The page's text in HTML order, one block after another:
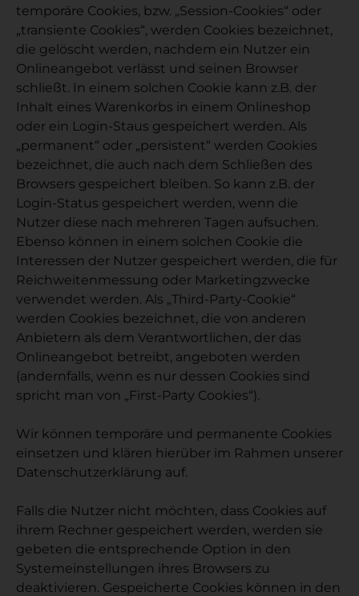
temporäre Cookies, bzw. „Session-Cookies“ oder
„transiente Cookies“, werden Cookies bezeichnet,
die gelöscht werden, nachdem ein Nutzer ein
Onlineangebot verlässt und seinen Browser
schließt. In einem solchen Cookie kann z.B. der
Inhalt eines Warenkorbs in einem Onlineshop
oder ein Login-Staus gespeichert werden. Als
„permanent“ oder „persistent“ werden Cookies
bezeichnet, die auch nach dem Schließen des
Browsers gespeichert bleiben. So kann z.B. der
Login-Status gespeichert werden, wenn die
Nutzer diese nach mehreren Tagen aufsuchen.
Ebenso können in einem solchen Cookie die
Interessen der Nutzer gespeichert werden, die für
Reichweitenmessung oder Marketingzwecke
verwendet werden. Als „Third-Party-Cookie“
werden Cookies bezeichnet, die von anderen
Anbietern als dem Verantwortlichen, der das
Onlineangebot betreibt, angeboten werden
(andernfalls, wenn es nur dessen Cookies sind
spricht man von „First-Party Cookies“).
Wir können temporäre und permanente Cookies
einsetzen und klären hierüber im Rahmen unserer
Datenschutzerklärung auf.
Falls die Nutzer nicht möchten, dass Cookies auf
ihrem Rechner gespeichert werden, werden sie
gebeten die entsprechende Option in den
Systemeinstellungen ihres Browsers zu
deaktivieren. Gespeicherte Cookies können in den